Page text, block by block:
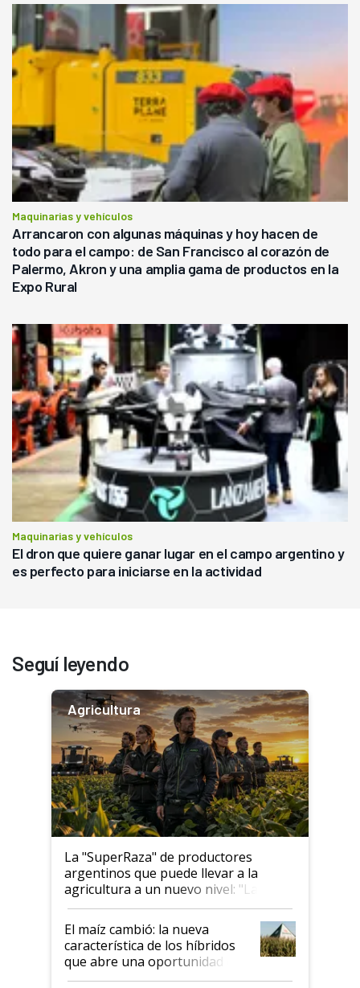
Maquinarias y vehículos
Arrancaron con algunas máquinas y hoy hacen de
todo para el campo: de San Francisco al corazón de
Palermo, Akron y una amplia gama de productos en la
Expo Rural
Maquinarias y vehículos
El dron que quiere ganar lugar en el campo argentino y
es perfecto para iniciarse en la actividad
Seguí leyendo
Agricultura
La "SuperRaza" de productores
argentinos que puede llevar a la
agricultura a un nuevo nivel: "Las
posibilidades de crecimiento son
infinitas"
El maíz cambió: la nueva
característica de los híbridos
que abre una oportunidad en
el lote